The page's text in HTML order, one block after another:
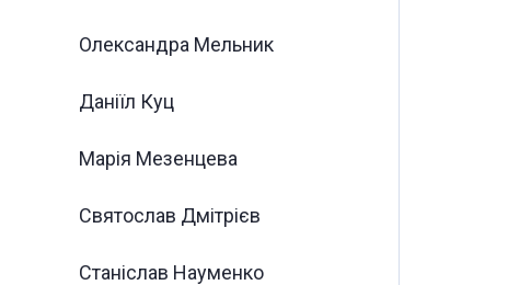
Олександра Мельник
Даніїл Куц
Марія Мезенцева
Святослав Дмітрієв
Станіслав Науменко